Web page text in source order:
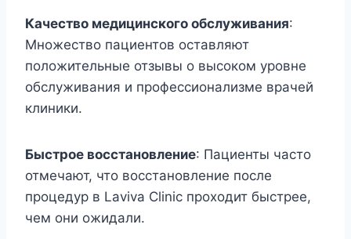
Качество медицинского обслуживания:
Множество пациентов оставляют
положительные отзывы о высоком уровне
обслуживания и профессионализме врачей
клиники.
Быстрое восстановление: Пациенты часто
отмечают, что восстановление после
процедур в Laviva Clinic проходит быстрее,
чем они ожидали.